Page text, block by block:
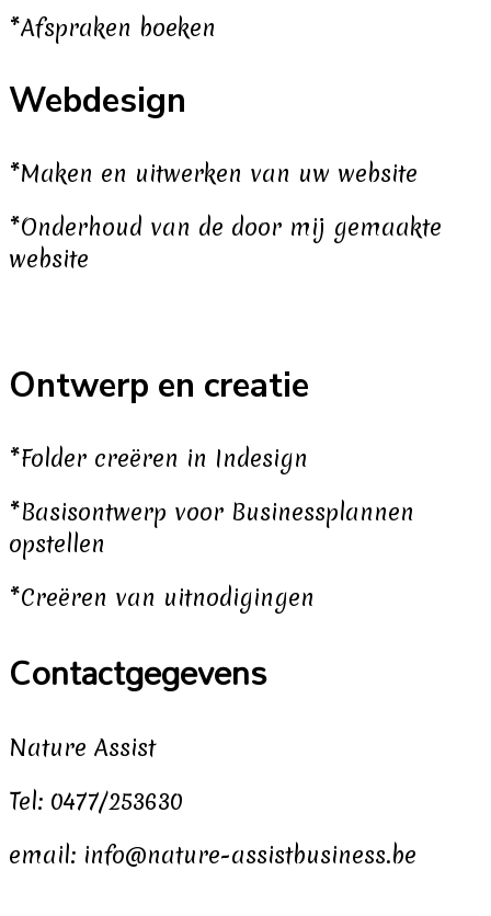
*Afspraken boeken
Webdesign
*Maken en uitwerken van uw website
*Onderhoud van de door mij gemaakte
website
Ontwerp en creatie
*Folder creëren in Indesign
*Basisontwerp voor Businessplannen
opstellen
*Creëren van uitnodigingen
Contactgegevens
Nature Assist
Tel: 0477/253630
email: info@nature-assistbusiness.be